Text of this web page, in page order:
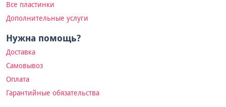
Все пластинки
Дополнительные услуги
Нужна помощь?
Доставка
Самовывоз
Оплата
Гарантийные обязательства